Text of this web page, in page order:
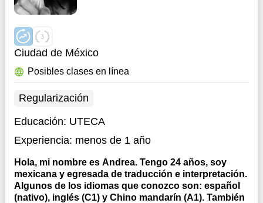
Ciudad de México
Posibles clases en línea
Regularización
Educación: UTECA
Experiencia: menos de 1 año
Hola, mi nombre es Andrea. Tengo 24 años, soy
mexicana y egresada de traducción e interpretación.
Algunos de los idiomas que conozco son: español
(nativo), inglés (C1) y Chino mandarín (A1). También